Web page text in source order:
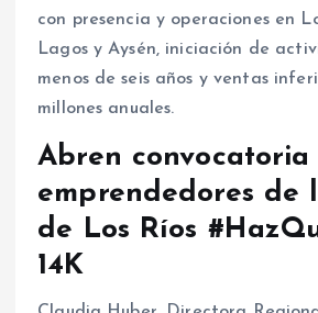
con presencia y operaciones en
Lagos y Aysén, iniciación de
menos de seis años y ventas
millones anuales.
Abren
emprendedores de
de Los Ríos
14K